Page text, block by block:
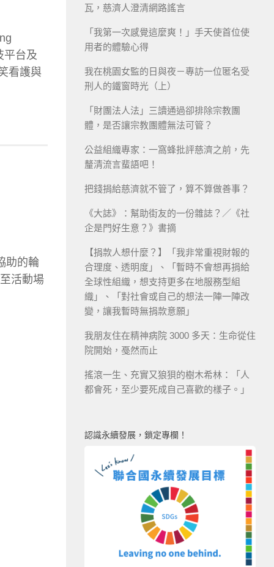
平台及
看護與
助的輪
活動場
瓦，慈濟人澄清網路謠言
「我第一次感覺這麼爽！」手天使首位使
用者的體驗心得
我在桃園女監的日與夜－專訪一位匿名受
刑人的鐵窗時光（上）
「財團法人法」三讀通過卻排除宗教團
體，是否讓宗教團體無法可管？
公益組織專家：一窩蜂批評慈濟之前，先
釐清流言蜚語吧！
把錢捐給慈濟就不管了，算不算做善事？
《大誌》：幫助街友的一份雜誌？／《社
企是門好生意？》書摘
【捐款人想什麼？】「我非常重視財報的
合理度、透明度」、「暫時不會想再捐給
全球性組織，想支持更多在地服務型組
織」、「對社會或自己的想法一陣一陣改
變，讓我暫時無捐款意願」
我朋友住在精神病院 3000 多天：生命從住
院開始，戞然而止
搖滾一生、充實又狼狽的樹木希林：「人
都會死，至少要死成自己喜歡的樣子。」
認識永續發展，鎖定專欄！